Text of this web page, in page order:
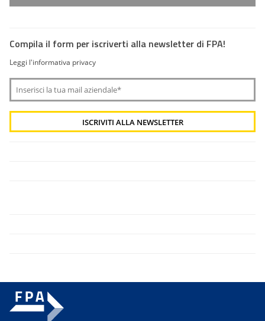
Compila il form per iscriverti alla newsletter di FPA!
Leggi l'informativa privacy